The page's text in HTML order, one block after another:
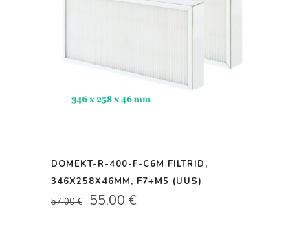
DOMEKT-R-400-F-C6M FILTRID,
346X258X46MM, F7+M5 (UUS)
57,00€
ALGNE
55,00 €PRAEGUNE